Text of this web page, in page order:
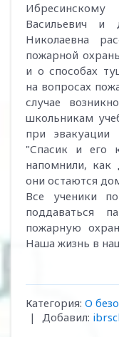
Васильевич и
Николаевна
пожарной
и о способах
на вопросах
случае
школьникам
при
"Спасик и его
напомнили, как
они остаются
Все ученики
поддаваться
пожарную
Наша жизнь в
Категория: О
|
Добавил: